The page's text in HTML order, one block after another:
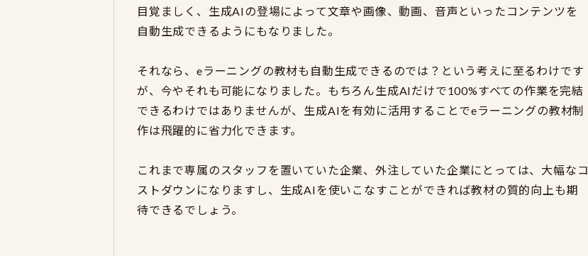
目覚ましく、生成AIの登場によって文章や画像、動画、音声といったコンテンツを
自動生成できるようにもなりました。
それなら、eラーニングの教材も自動生成できるのでは？という考えに至るわけです
が、今やそれも可能になりました。もちろん生成AIだけで100%すべての作業を完結
できるわけではありませんが、生成AIを有効に活用することでeラーニングの教材制
作は飛躍的に省力化できます。
これまで専属のスタッフを置いていた企業、外注していた企業にとっては、大幅なコ
ストダウンになりますし、生成AIを使いこなすことができれば教材の質的向上も期
待できるでしょう。